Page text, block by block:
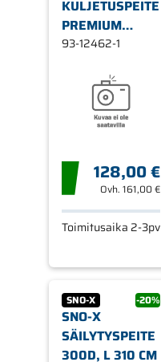
KULJETUSPEITE
PREMIUM
STANDARD
MATRYX
93-12462-1
128,00 €
Ovh. 161,00 €
Toimitusaika 2-3pv
SNO-X -20%
SNO-X
SÄILYTYSPEITE
300D, L 310 CM